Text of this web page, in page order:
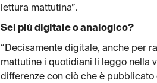
lettura mattutina”.
Sei più digitale o analogico?
“Decisamente digitale, anche per
mattutine i quotidiani li leggo nella
differenze con ciò che è